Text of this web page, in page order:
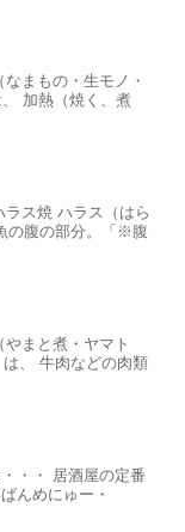
まもの・生モノ・
加熱（焼く、煮
ス焼 ハラス（はら
の腹の部分。「※腹
まと煮・ヤマト
、 牛肉などの肉類
・・ 居酒屋の定番
んめにゅー・